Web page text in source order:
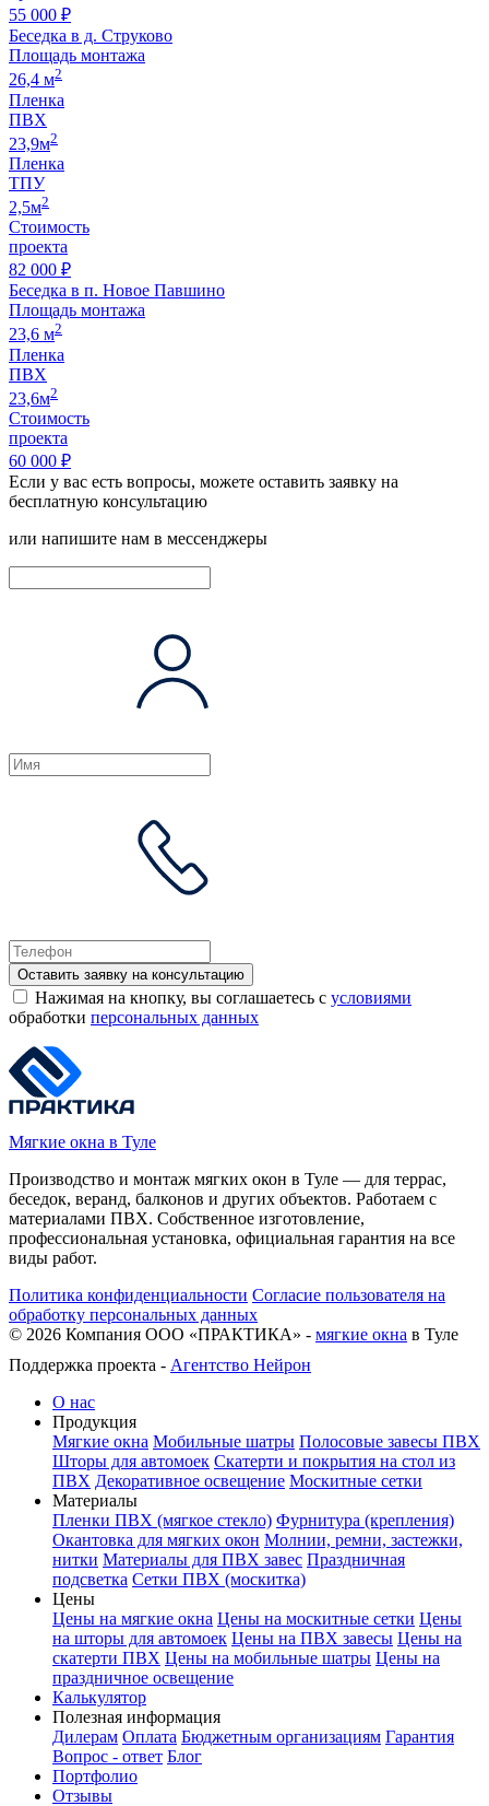
55 000 ₽
Беседка в д. Струково
Площадь монтажа
26,4 м2
Пленка
ПВХ
23,9м2
Пленка
ТПУ
2,5м2
Стоимость
проекта
82 000 ₽
Беседка в п. Новое Павшино
Площадь монтажа
23,6 м2
Пленка
ПВХ
23,6м2
Стоимость
проекта
60 000 ₽
Если у вас есть вопросы, можете оставить заявку на
бесплатную консультацию
или напишите нам в мессенджеры
Оставить заявку на консультацию
Нажимая на кнопку, вы соглашаетесь с условиями
обработки персональных данных
Мягкие окна в Туле
Производство и монтаж мягких окон в Туле — для террас,
беседок, веранд, балконов и других объектов. Работаем с
материалами ПВХ. Собственное изготовление,
профессиональная установка, официальная гарантия на все
виды работ.
Политика конфиденциальности Согласие пользователя на
обработку персональных данных
© 2026 Компания ООО «ПРАКТИКА» - мягкие окна в Туле
Поддержка проекта - Агентство Нейрон
О нас
Продукция
Мягкие окна Мобильные шатры Полосовые завесы ПВХ
Шторы для автомоек Скатерти и покрытия на стол из
ПВХ Декоративное освещение Москитные сетки
Материалы
Пленки ПВХ (мягкое стекло) Фурнитура (крепления)
Окантовка для мягких окон Молнии, ремни, застежки,
нитки Материалы для ПВХ завес Праздничная
подсветка Сетки ПВХ (москитка)
Цены
Цены на мягкие окна Цены на москитные сетки Цены
на шторы для автомоек Цены на ПВХ завесы Цены на
скатерти ПВХ Цены на мобильные шатры Цены на
праздничное освещение
Калькулятор
Полезная информация
Дилерам Оплата Бюджетным организациям Гарантия
Вопрос - ответ Блог
Портфолио
Отзывы